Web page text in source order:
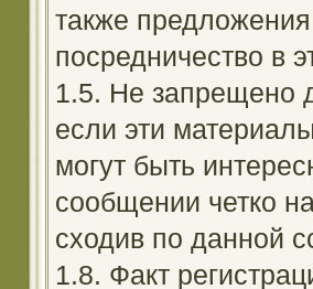
также
посредничество в
1.5. Не запрещено
если эти
могут быть
сообщении четко
сходив по данной
1.8. Факт